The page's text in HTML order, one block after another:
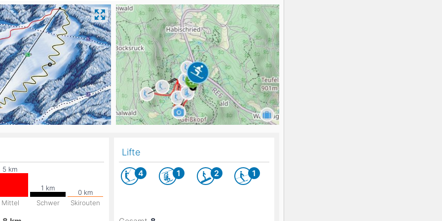
Lifte
4 1 2 1
Mittel Schwer Skirouten
Russland Südkorea Türkei Georgien
Aserbaidschan Vereinigte Arabische Emirate
Head Dynastar Salomon K2
Stöckli Kästle Scott Black Diamond
Indigo
Ogso